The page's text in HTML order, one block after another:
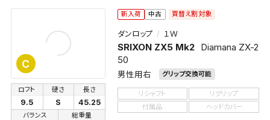
C
新入荷 中古 買替え割対象
ダンロップ １Ｗ
SRIXON ZX5 Mk2
Diamana ZX-2
50
男性用右 グリップ交換可能
ロフト
9.5
硬さ
S
長さ
45.25
バランス 総重量
リシャフト
リグリップ
付属品
ヘッドカバー